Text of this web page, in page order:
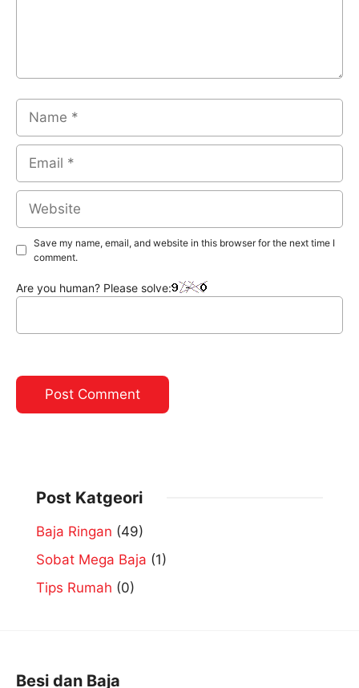
Name
Email
Website
Save my name, email, and website in this browser for the next time I
comment.
Are you human? Please solve:
Post Katgeori
Baja Ringan (49)
Sobat Mega Baja (1)
Tips Rumah (0)
Besi dan Baja